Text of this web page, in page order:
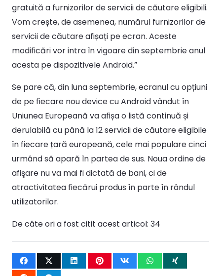
gratuită a furnizorilor de servicii de căutare eligibili.
Vom crește, de asemenea, numărul furnizorilor de
servicii de căutare afișați pe ecran. Aceste
modificări vor intra în vigoare din septembrie anul
acesta pe dispozitivele Android.”
Se pare că, din luna septembrie, ecranul cu opțiuni
de pe fiecare nou device cu Android vândut în
Uniunea Europeană va afișa o listă continuă și
derulabilă cu până la 12 servicii de căutare eligibile
în fiecare țară europeană, cele mai populare cinci
urmând să apară în partea de sus. Noua ordine de
afişare nu va mai fi dictată de bani, ci de
atractivitatea fiecărui produs în parte în rândul
utilizatorilor.
De câte ori a fost citit acest articol: 34